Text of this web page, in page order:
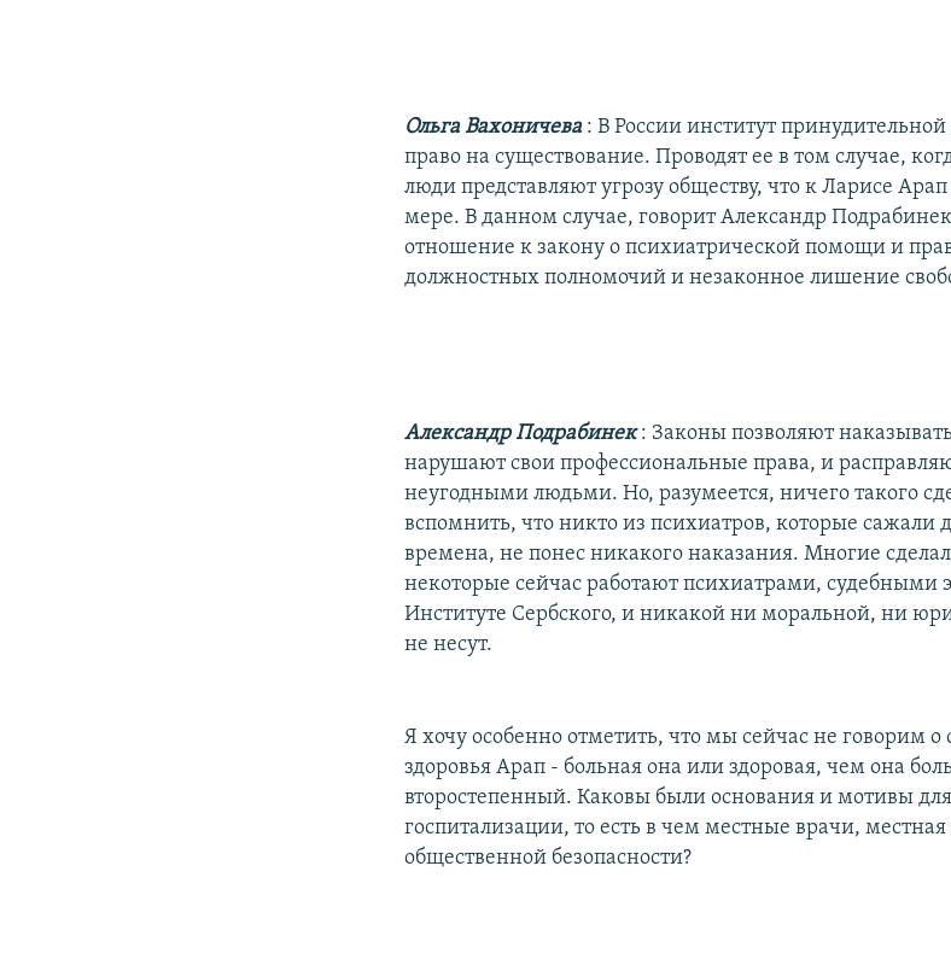
Ольга Вахоничева : В России институт
право на существование. Проводят ее в том случае,
люди представляют угрозу обществу, что к Ларисе
мере. В данном случае, говорит Александр
отношение к закону о психиатрической помощи и
должностных полномочий и незаконное лишение
Александр Подрабинек: Законы позволяют
нарушают свои профессиональные права, и
неугодными людьми. Но, разумеется, ничего такого
вспомнить, что никто из психиатров, которые сажали
времена, не понес никакого наказания. Многие
некоторые сейчас работают психиатрами, судебными
Институте Сербского, и никакой ни моральной, ни
не несут.
Я хочу особенно отметить, что мы сейчас не говорим о
здоровья Арап - больная она или здоровая, чем она
второстепенный. Каковы были основания и мотивы
госпитализации, то есть в чем местные врачи, местная
общественной безопасности?